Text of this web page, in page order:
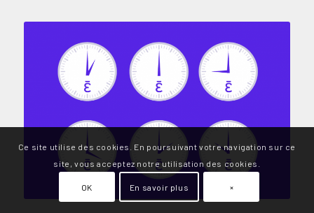
Ce site utilise des cookies. En poursuivant votre navigation sur ce
site, vous acceptez notre utilisation des cookies.
OK En savoir plus ×